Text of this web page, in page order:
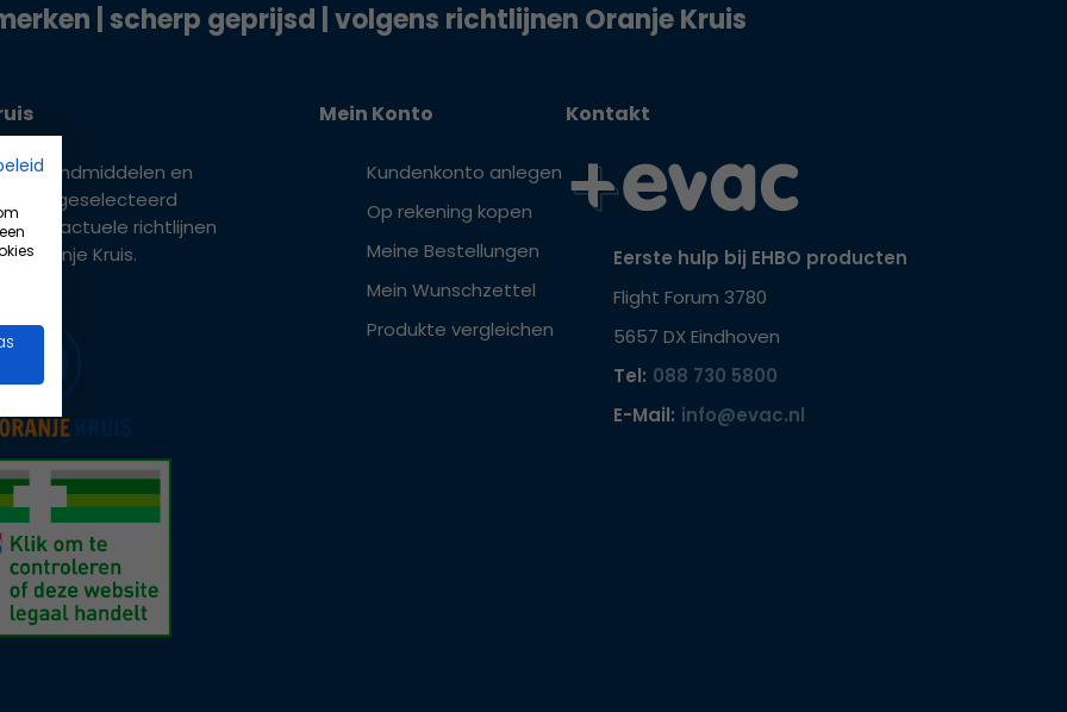
| scherp geprijsd | volgens richtlijnen Oranje Kruis
verbandmiddelen en
zijn geselecteerd
de actuele richtlijnen
Oranje Kruis.
Mein Konto
Kundenkonto anlegen
Op rekening kopen
Meine Bestellungen
Mein Wunschzettel
Produkte vergleichen
Kontakt
Eerste hulp bij EHBO producten
Flight Forum 3780
5657 DX Eindhoven
Tel: 088 730 5800
E-Mail: info@evac.nl